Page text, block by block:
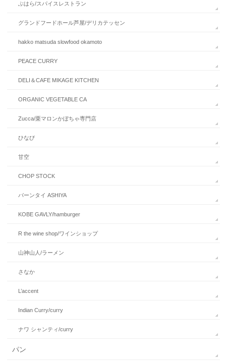
ぶはら/スパイスレストラン
グランドフードホール芦屋/デリカテッセン
hakko matsuda slowfood okamoto
PEACE CURRY
DELI＆CAFE MIKAGE KITCHEN
ORGANIC VEGETABLE CA
Zucca/栗マロンかぼちゃ専門店
ひなび
甘空
CHOP STOCK
バーンタイ ASHIYA
KOBE GAVLY/hamburger
R the wine shop/ワインショップ
山神山人/ラーメン
さなか
L’accent
Indian Curry/curry
ナワ シャンティ/curry
パン